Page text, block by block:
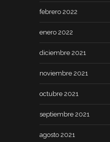
febrero 2022
enero 2022
diciembre 2021
noviembre 2021
octubre 2021
septiembre 2021
agosto 2021